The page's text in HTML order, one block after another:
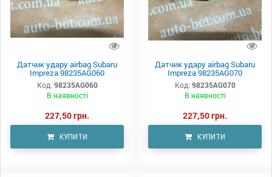
Датчик удару airbag Subaru
Impreza 98235AG060
Код: 98235AG060
В наявності
227,50 грн.
КУПИТИ
Датчик удару airbag Subaru
Impreza 98235AG070
Код: 98235AG070
В наявності
227,50 грн.
КУПИТИ